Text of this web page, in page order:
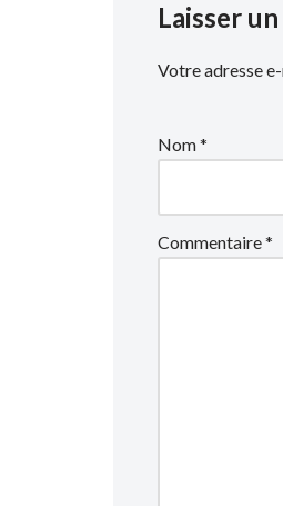
Laisser
Votre adresse
Nom*
Commentaire*